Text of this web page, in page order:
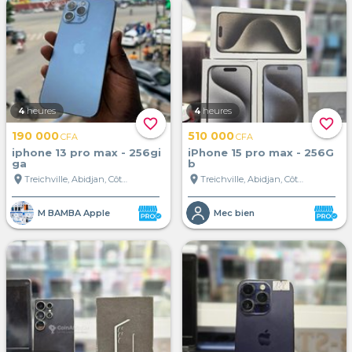
favorite_border
4 heures
190 000CFA
iphone 13 pro max - 256gi
ga
location_on
Treichville, Abidjan, Côte d'Ivoire
M BAMBA Apple
favorite_border
4 heures
510 000CFA
iPhone 15 pro max - 256G
b
location_on
Treichville, Abidjan, Côte d'Ivoire
Mec bien